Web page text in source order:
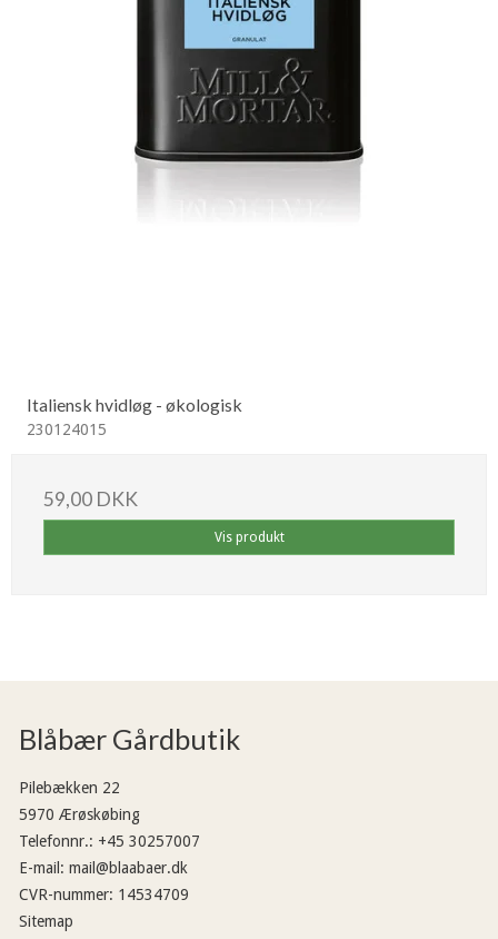
Italiensk hvidløg - økologisk
230124015
59,00 DKK
Vis produkt
Blåbær Gårdbutik
Pilebækken 22
5970 Ærøskøbing
Telefonnr.: +45 30257007
E-mail : mail@blaabaer.dk
CVR-nummer: 14534709
Sitemap